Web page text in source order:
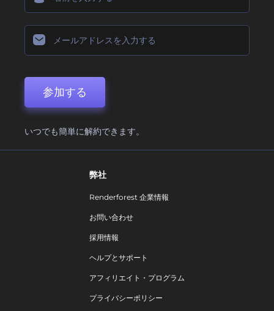
参加する
いつでも簡単に解約できます。
弊社
Renderforest 企業情報
お問い合わせ
採用情報
ヘルプとサポート
アフィリエイト・プログラム
プライバシーポリシー